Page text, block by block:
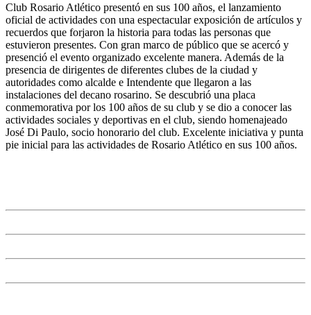
Club Rosario Atlético presentó en sus 100 años, el lanzamiento
oficial de actividades con una espectacular exposición de artículos y
recuerdos que forjaron la historia para todas las personas que
estuvieron presentes. Con gran marco de público que se acercó y
presenció el evento organizado excelente manera. Además de la
presencia de dirigentes de diferentes clubes de la ciudad y
autoridades como alcalde e Intendente que llegaron a las
instalaciones del decano rosarino. Se descubrió una placa
conmemorativa por los 100 años de su club y se dio a conocer las
actividades sociales y deportivas en el club, siendo homenajeado
José Di Paulo, socio honorario del club. Excelente iniciativa y punta
pie inicial para las actividades de Rosario Atlético en sus 100 años.